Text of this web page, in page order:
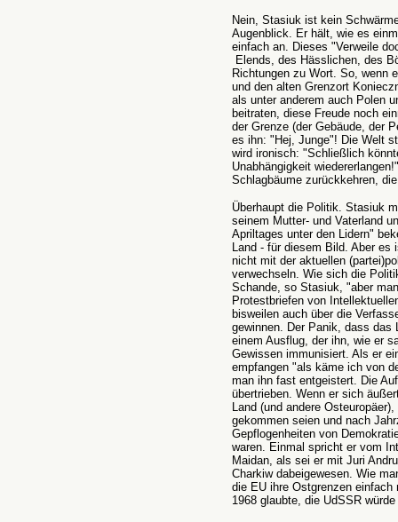
Nein, Stasiuk ist kein
Augenblick. Er hält, wie es
einfach an. Dieses "Verweile
Elends, des Hässlichen, des
Richtungen zu Wort. So, wenn
und den alten Grenzort
als unter anderem auch Polen
beitraten, diese Freude noch
der Grenze (der Gebäude, der
es ihn: "Hej, Junge"! Die Welt
wird ironisch: "Schließlich
Unabhängigkeit
Schlagbäume zurückkehren,
Überhaupt die Politik. Stasiuk
seinem Mutter- und Vaterland
Apriltages unter den Lidern"
Land - für diesem Bild. Aber
nicht mit der aktuellen
verwechseln. Wie sich die
Schande, so Stasiuk, "aber
Protestbriefen von
bisweilen auch über die
gewinnen. Der Panik, dass
einem Ausflug, der ihn, wie er
Gewissen immunisiert. Als er
empfangen "als käme ich von
man ihn fast entgeistert. Die
übertrieben. Wenn er sich
Land (und andere
gekommen seien und nach
Gepflogenheiten von
waren. Einmal spricht er vom
Maidan, als sei er mit Juri
Charkiw dabeigewesen. Wie
die EU ihre Ostgrenzen
1968 glaubte, die UdSSR